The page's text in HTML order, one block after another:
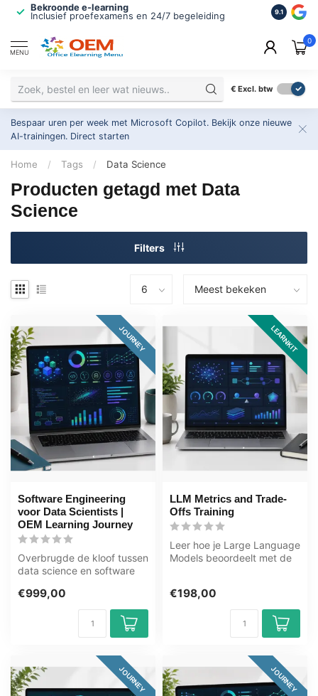
Bekroonde e-learning
Inclusief proefexamens en 24/7 begeleiding
ISO
2.500+
9.1
MENU
0
€ Excl. btw
Bespaar uren per week met Microsoft Copilot. Bekijk onze nieuwe
AI-trainingen. Direct starten
Home / Tags / Data Science
Producten getagd met Data
Science
Filters
JOURNEY
Software Engineering
voor Data Scientists |
OEM Learning Journey
Overbrugde de kloof tussen
data science en software
€999,00
LEARNKIT
LLM Metrics and Trade-
Offs Training
Leer hoe je Large Language
Models beoordeelt met de
€198,00
JOURNEY JOURNEY